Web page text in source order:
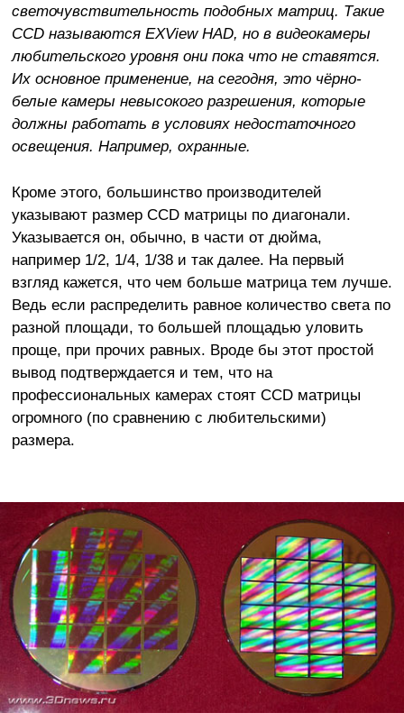
светочувствительность подобных матриц. Такие
CCD называются EXView HAD, но в видеокамеры
любительского уровня они пока что не ставятся.
Их основное применение, на сегодня, это чёрно-
белые камеры невысокого разрешения, которые
должны работать в условиях недостаточного
освещения. Например, охранные.
Кроме этого, большинство производителей
указывают размер CCD матрицы по диагонали.
Указывается он, обычно, в части от дюйма,
например 1/2, 1/4, 1/38 и так далее. На первый
взгляд кажется, что чем больше матрица тем лучше.
Ведь если распределить равное количество света по
разной площади, то большей площадью уловить
проще, при прочих равных. Вроде бы этот простой
вывод подтверждается и тем, что на
профессиональных камерах стоят CCD матрицы
огромного (по сравнению с любительскими)
размера.